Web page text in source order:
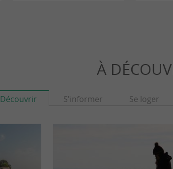
À
Découvrir S'informer Se loger